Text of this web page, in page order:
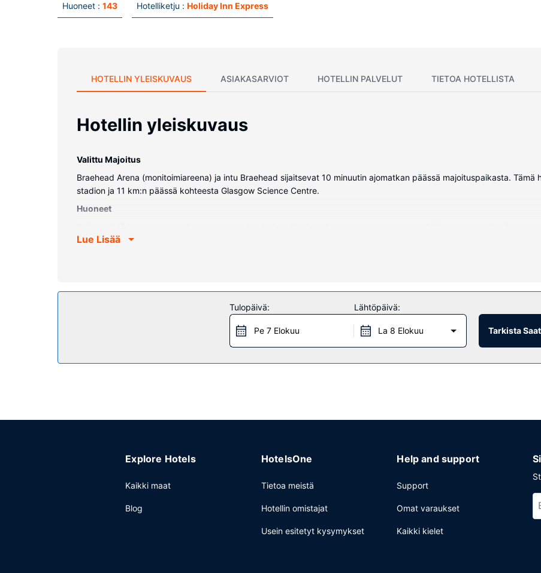
Huoneet : 143 Hotelliketju : Holiday Inn Express
HOTELLIN YLEISKUVAUS ASIAKASARVIOT HOTELLIN PALVELUT TIETOA HOTELLISTA
Hotellin yleiskuvaus
Valittu Majoitus
Braehead Arena (monitoimiareena) ja intu Braehead sijaitsevat 10 minuutin ajomatkan päässä majoituspaikasta.
stadion ja 11 km:n päässä kohteesta Glasgow Science Centre.
Huoneet
varusteluun kuuluu suihku, ilmaiset hygieniatuotteet ja hiustenkuivaaja. Huone siivotaan päivittäin. Huoneissa on
Ravintola
Great Room palvelee majoituspaikan asiakkaita. Päätä päiväsi nauttimalla muutama drinkki baarissa. Ilmainen
Käytössäsi on express-uloskirjautuminen, ympäri vuorokauden auki oleva vastaanotto ja matkatavarasäilytys.
Lue Lisää
Tulopäivä:
Pe 7 Elokuu
Lähtöpäivä:
La 8 Elokuu Tarkista
Explore Hotels
Kaikki maat
Blog
HotelsOne
Tietoa meistä
Hotellin omistajat
Usein esitetyt kysymykset
Help and support
Support
Omat varaukset
Kaikki kielet